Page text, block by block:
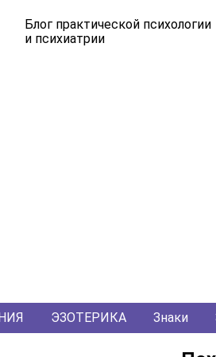
Блог практической психологии
и психиатрии
ЭЗОТЕРИКА Знаки